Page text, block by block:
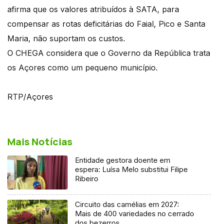
afirma que os valores atribuídos à SATA, para
compensar as rotas deficitárias do Faial, Pico e Santa
Maria, não suportam os custos.
O CHEGA considera que o Governo da República trata
os Açores como um pequeno município.
RTP/Açores
Mais Notícias
Entidade gestora doente em
espera: Luísa Melo substitui Filipe
Ribeiro
Circuito das camélias em 2027:
Mais de 400 variedades no cerrado